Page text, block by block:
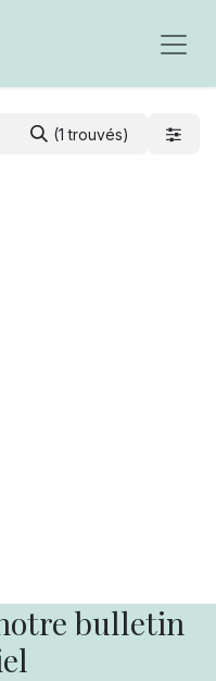
(1 trouvés)
bulletin